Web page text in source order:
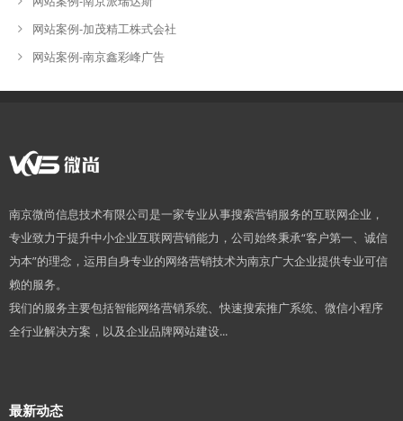
网站案例-加茂精工株式会社
网站案例-南京鑫彩峰广告
南京微尚信息技术有限公司是一家专业从事搜索营销服务的互联网企业，
专业致力于提升中小企业互联网营销能力，公司始终秉承“客户第一、诚信
为本”的理念，运用自身专业的网络营销技术为南京广大企业提供专业可信
赖的服务。
我们的服务主要包括智能网络营销系统、快速搜索推广系统、微信小程序
全行业解决方案，以及企业品牌网站建设...
最新动态